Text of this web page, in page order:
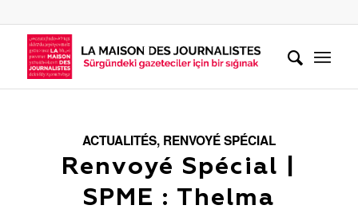
ACTUALITÉS, RENVOYÉ SPÉCIAL
Renvoyé Spécial |
SPME : Thelma